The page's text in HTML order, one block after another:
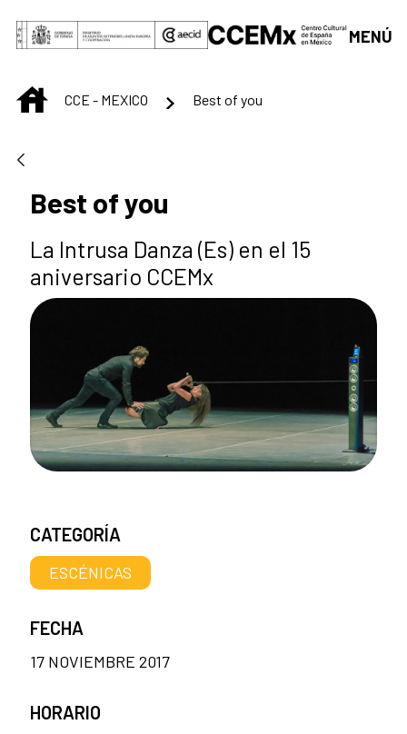
Saltar al contenido principal
MENÚ
INICIOCCE - MEXICO Best of you
Best of you
La Intrusa Danza (Es) en el 15
aniversario CCEMx
CATEGORÍA
ESCÉNICAS
FECHA
17 NOVIEMBRE 2017
HORARIO